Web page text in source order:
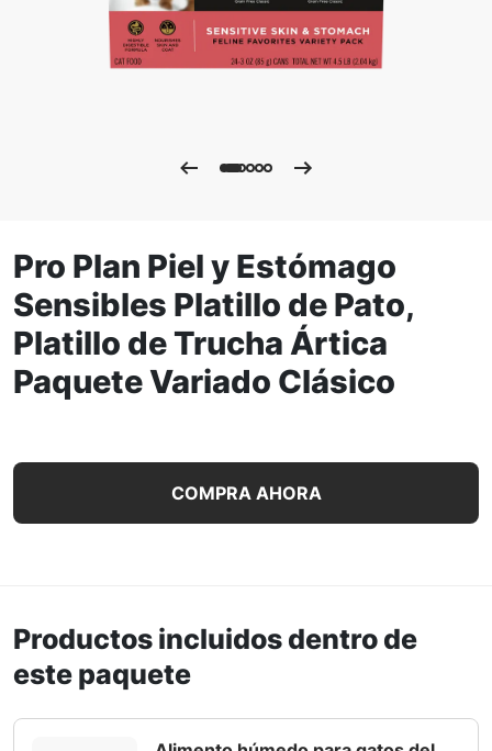
Pro Plan Piel y Estómago
Sensibles Platillo de Pato,
Platillo de Trucha Ártica
Paquete Variado Clásico
Pro Plan Piel y Estómago Sensibles Platillo de Pato,
COMPRA AHORA
Productos incluidos dentro de
este paquete